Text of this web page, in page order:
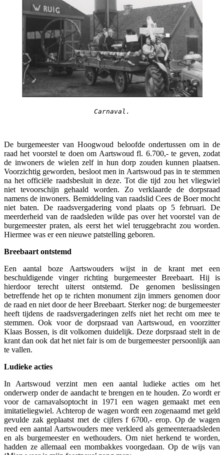
Carnaval.
De burgemeester van Hoogwoud beloofde ondertussen om in de
raad het voorstel te doen om Aartswoud fl. 6.700,- te geven, zodat
de inwoners de wielen zelf in hun dorp zouden kunnen plaatsen.
Voorzichtig geworden, besloot men in Aartswoud pas in te stemmen
na het officiële raadsbesluit in deze. Tot die tijd zou het vliegwiel
niet tevoorschijn gehaald worden. Zo verklaarde de dorpsraad
namens de inwoners. Bemiddeling van raadslid Cees de Boer mocht
niet baten. De raadsvergadering vond plaats op 5 februari. De
meerderheid van de raadsleden wilde pas over het voorstel van de
burgemeester praten, als eerst het wiel teruggebracht zou worden.
Hiermee was er een nieuwe patstelling geboren.
Breebaart ontstemd
Een aantal boze Aartswouders wijst in de krant met een
beschuldigende vinger richting burgemeester Breebaart. Hij is
hierdoor terecht uiterst ontstemd. De genomen beslissingen
betreffende het op te richten monument zijn immers genomen door
de raad en niet door de heer Breebaart. Sterker nog: de burgemeester
heeft tijdens de raadsvergaderingen zelfs niet het recht om mee te
stemmen. Ook voor de dorpsraad van Aartswoud, en voorzitter
Klaas Bossen, is dit volkomen duidelijk. Deze dorpsraad stelt in de
krant dan ook dat het niet fair is om de burgemeester persoonlijk aan
te vallen.
Ludieke acties
In Aartswoud verzint men een aantal ludieke acties om het
onderwerp onder de aandacht te brengen en te houden. Zo wordt er
voor de carnavalsoptocht in 1971 een wagen gemaakt met een
imitatieliegwiel. Achterop de wagen wordt een zogenaamd met geld
gevulde zak geplaatst met de cijfers f 6700,- erop. Op de wagen
reed een aantal Aartswouders mee verkleed als gemeenteraadsleden
en als burgemeester en wethouders. Om niet herkend te worden,
hadden ze allemaal een mombakkes voorgedaan. Op de wijs van